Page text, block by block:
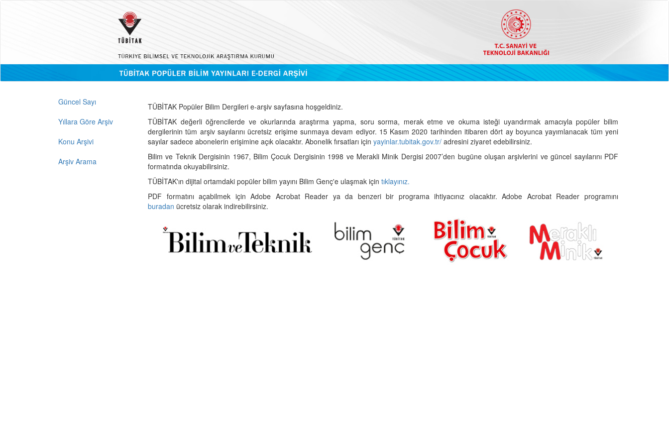
Güncel Sayı
Yıllara Göre Arşiv
Konu Arşivi
Arşiv Arama
TÜBİTAK Popüler Bilim Dergileri e-arşiv sayfasına hoşgeldiniz.
TÜBİTAK değerli öğrencilerde ve okurlarında araştırma yapma, soru sorma, merak etme ve okuma isteği uyandırmak amacıyla popüler bilim
dergilerinin tüm arşiv sayılarını ücretsiz erişime sunmaya devam ediyor. 15 Kasım 2020 tarihinden itibaren dört ay boyunca yayımlanacak tüm yeni
sayılar sadece abonelerin erişimine açık olacaktır. Abonelik fırsatları için yayinlar.tubitak.gov.tr/ adresini ziyaret edebilirsiniz.
Bilim ve Teknik Dergisinin 1967, Bilim Çocuk Dergisinin 1998 ve Merakli Minik Dergisi 2007’den bugüne oluşan arşivlerini ve güncel sayılarını PDF
formatında okuyabilirsiniz.
TÜBİTAK'ın dijital ortamdaki popüler bilim yayını Bilim Genç'e ulaşmak için tıklayınız.
PDF formatını açabilmek için Adobe Acrobat Reader ya da benzeri bir programa ihtiyacınız olacaktır. Adobe Acrobat Reader programını
buradan ücretsiz olarak indirebilirsiniz.